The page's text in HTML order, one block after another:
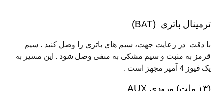
ترمینال باتری (BAT)
با دقت در رعایت جهت، سیم های باتری را وصل کنید . سیم
قرمز به مثبت و سیم مشکی به منفی وصل شود . این مسیر به
یک فیوز 4 آمپر مجهز است .
(۱۳ ولت) ورودی AUX